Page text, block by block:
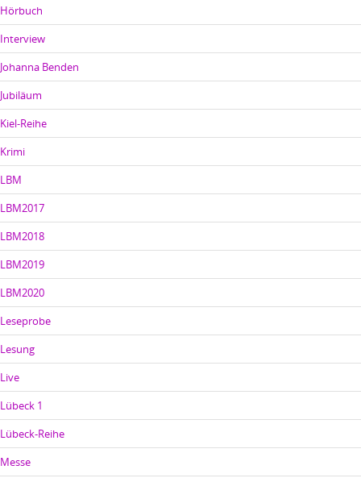
Hörbuch
Interview
Johanna Benden
Jubiläum
Kiel-Reihe
Krimi
LBM
LBM2017
LBM2018
LBM2019
LBM2020
Leseprobe
Lesung
Live
Lübeck 1
Lübeck-Reihe
Messe